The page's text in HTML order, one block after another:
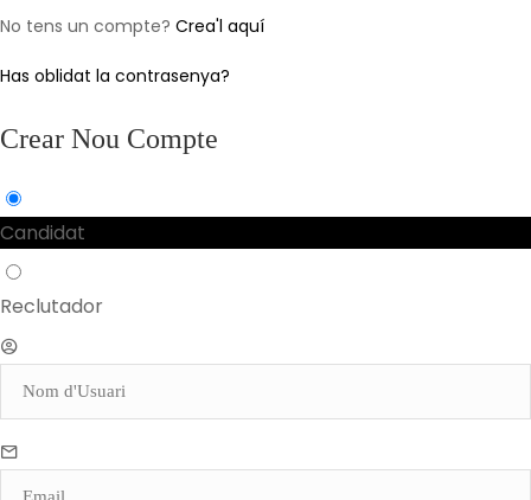
No tens un compte? Crea'l aquí
Has oblidat la contrasenya?
Crear Nou Compte
Candidat
Reclutador